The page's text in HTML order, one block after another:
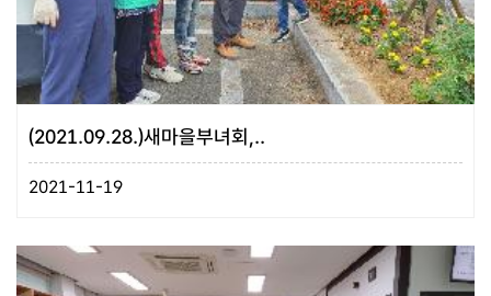
(2021.09.28.)새마을부녀회,..
2021-11-19